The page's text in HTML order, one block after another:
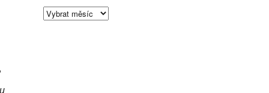
Archivy